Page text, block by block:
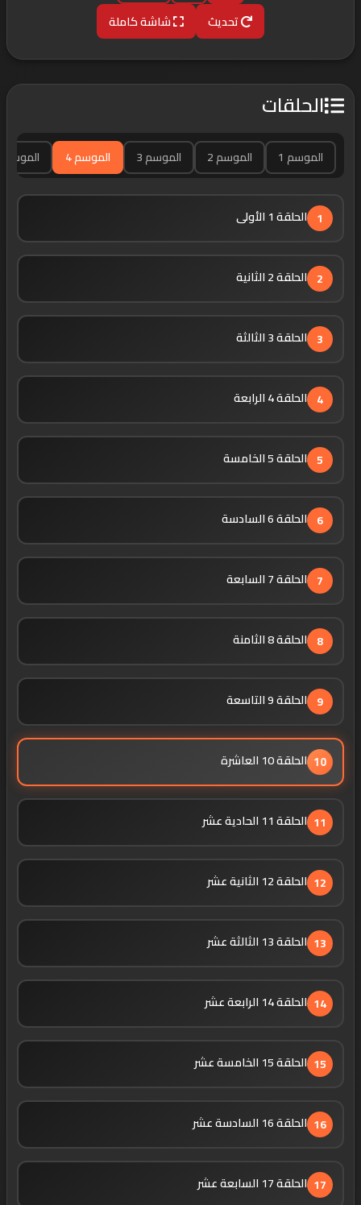
تحديث شاشة كاملة
الحلقات
الموسم 1 الموسم 2 الموسم 3 الموسم 4 الموسم 5
1 الحلقة 1 الأولى
2 الحلقة 2 الثانية
3 الحلقة 3 الثالثة
4 الحلقة 4 الرابعة
5 الحلقة 5 الخامسة
6 الحلقة 6 السادسة
7 الحلقة 7 السابعة
8 الحلقة 8 الثامنة
9 الحلقة 9 التاسعة
10 الحلقة 10 العاشرة
11 الحلقة 11 الحادية عشر
12 الحلقة 12 الثانية عشر
13 الحلقة 13 الثالثة عشر
14 الحلقة 14 الرابعة عشر
15 الحلقة 15 الخامسة عشر
16 الحلقة 16 السادسة عشر
17 الحلقة 17 السابعة عشر